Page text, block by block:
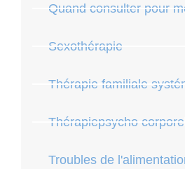
Quand consulter pour
Sexothérapie
Thérapie familiale
Thérapiepsycho
Troubles de